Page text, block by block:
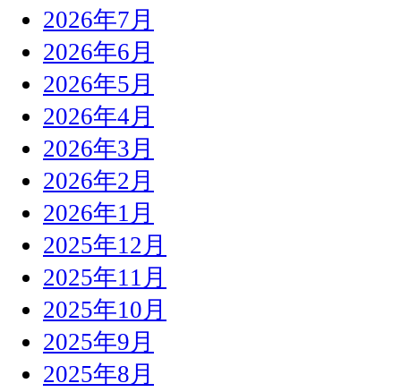
2026年7月
2026年6月
2026年5月
2026年4月
2026年3月
2026年2月
2026年1月
2025年12月
2025年11月
2025年10月
2025年9月
2025年8月